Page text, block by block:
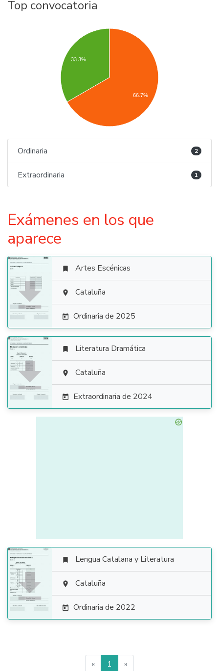
Top convocatoria
33.3%
66.7%
Ordinaria 2
Extraordinaria 1
Exámenes en los que
aparece

 Artes Escénicas
 Cataluña
 Ordinaria de 2025

 Literatura Dramática
 Cataluña
 Extraordinaria de 2024

 Lengua Catalana y Literatura
 Cataluña
 Ordinaria de 2022
« 1 »